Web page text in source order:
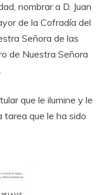
nombrar a D. Juan
de la Cofradía del
Señora de las
de Nuestra Señora
que le ilumine y le
tarea que le ha sido